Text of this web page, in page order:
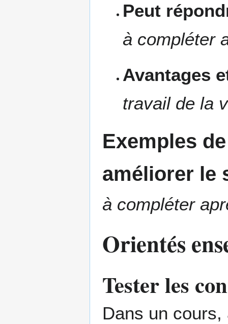
Peut
à compléter
Avantages
travail de la
Exemples
améliorer le
à compléter
Orientés
Tester les
Dans un